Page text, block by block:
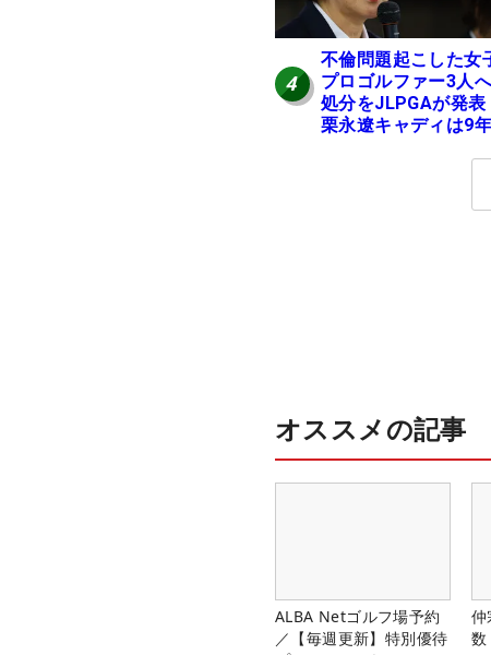
4
不倫問題起こした女
プロゴルファー3人
処分をJLPGAが発
栗永遼キャディは9年
オススメの記事
ALBA Netゴルフ場予約
／【毎週更新】特別優待
仲
数